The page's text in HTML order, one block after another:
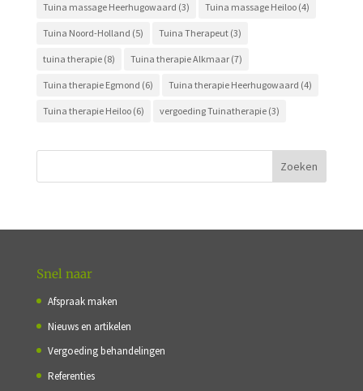
Tuina massage Heerhugowaard (3) Tuina massage Heiloo(4)
Tuina Noord-Holland (5) Tuina Therapeut(3)
tuina therapie(8) Tuina therapie Alkmaar(7)
Tuina therapie Egmond (6) Tuina therapie Heerhugowaard (4)
Tuina therapie Heiloo(6) vergoeding Tuinatherapie(3)
Snel naar
Afspraak maken
Nieuws en artikelen
Vergoeding behandelingen
Referenties